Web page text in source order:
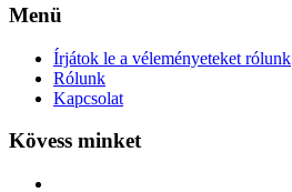
Menü
Írjátok le a véleményeteket rólunk
Rólunk
Kapcsolat
Kövess minket